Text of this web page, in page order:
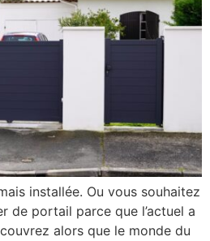
installée. Ou vous souhaitez
de portail parce que l’actuel a
alors que le monde du